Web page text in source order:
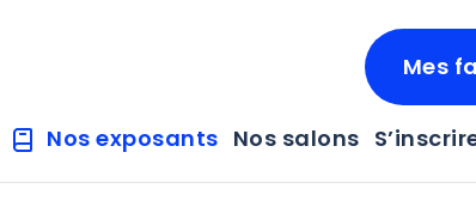
Mes
Nos exposants Nos salons